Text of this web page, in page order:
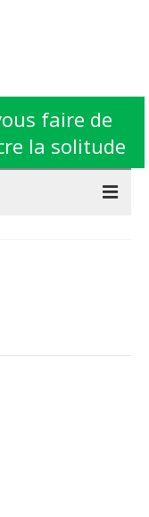
faire de
la solitude